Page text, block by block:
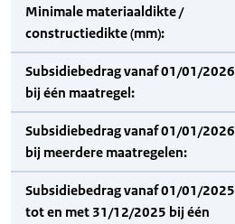
Minimale materiaaldikte /
constructiedikte (mm):
Subsidiebedrag vanaf 01/01/2026
bij één maatregel:
Subsidiebedrag vanaf 01/01/2026
bij meerdere maatregelen:
Subsidiebedrag vanaf 01/01/2025
tot en met 31/12/2025 bij één